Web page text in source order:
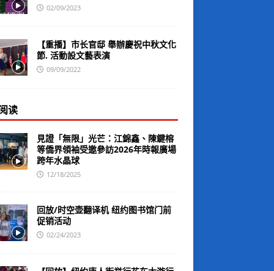
02/09/2023
【重播】市长官邸 舉辦慶祝中秋文化
節. 活動設文藝表演
09/09/2022
读
見證「無限」光芒：江錦鑫、陳鍵榕
等僑界領袖受邀參訪2026年時報廣場
跨年水晶球
12/18/2025
回放/时空壶翻译机 纽约图书馆门前
促销活动
02/24/2023